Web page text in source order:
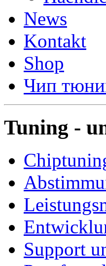
News
Kontakt
Shop
Чип
Tuning -
Support